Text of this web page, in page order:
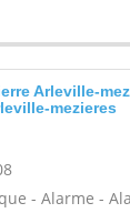
Arleville-
mezieres
- Alarme -